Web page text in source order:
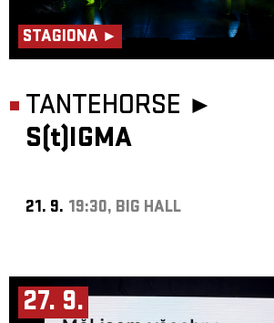
STAGIONA ►
TANTEHORSE ►
S(t)IGMA
21. 9. 19:30, BIG HALL
27. 9.